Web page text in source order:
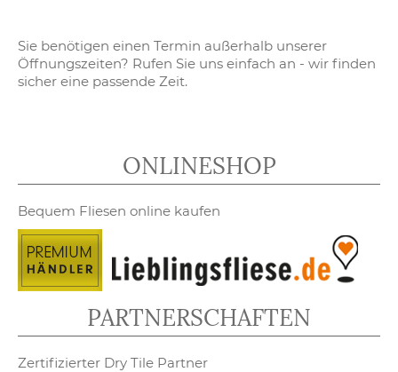
Sie benötigen einen Termin außerhalb unserer
Öffnungszeiten? Rufen Sie uns einfach an - wir finden
sicher eine passende Zeit.
ONLINESHOP
Bequem Fliesen online kaufen
PARTNERSCHAFTEN
Zertifizierter Dry Tile Partner